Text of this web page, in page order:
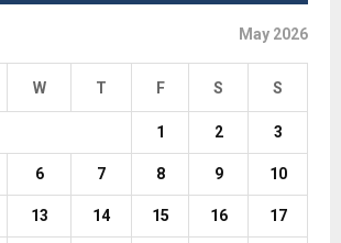
May 2026
W T F S S
1 2 3
6 7 8 9 10
13 14 15 16 17